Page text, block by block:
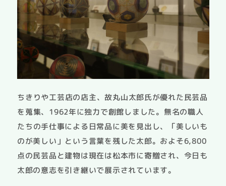
ちきりや工芸店の店主、故丸山太郎氏が優れた民芸品
を蒐集、1962年に独力で創館しました。無名の職人
たちの手仕事による日常品に美を見出し、「美しいも
のが美しい」という言葉を残した太郎。およそ6,800
点の民芸品と建物は現在は松本市に寄贈され、今日も
太郎の意志を引き継いで展示されています。